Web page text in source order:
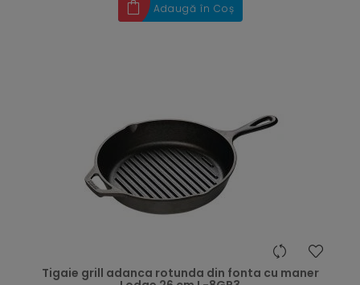
Adaugă în Coș
Tigaie grill adanca rotunda din fonta cu maner